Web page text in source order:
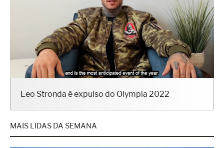
Leo Stronda é expulso do Olympia 2022
MAIS LIDAS DA SEMANA